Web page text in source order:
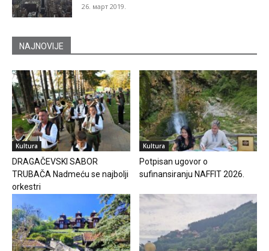
26. март 2019.
NAJNOVIJE
Kultura
DRAGAČEVSKI SABOR
TRUBAČA Nadmeću se najbolji
orkestri
Kultura
Potpisan ugovor o
sufinansiranju NAFFIT 2026.